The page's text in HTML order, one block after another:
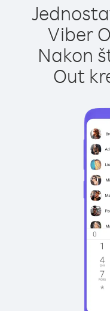
Viber
Nakon
Out